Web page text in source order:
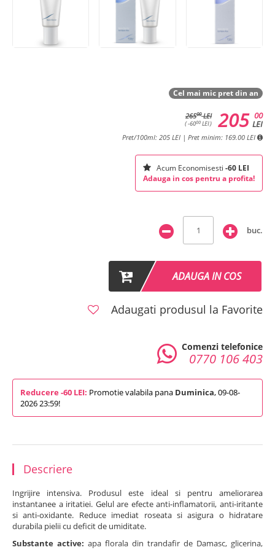
Cel mai mic pret din an
26500LEI
( -6000 LEI )
00
LEI
205
Pret/100ml: 205 LEI | Pret minim: 169.00 LEI
Acum Economisesti -60 LEI
Adauga in cos pentru a profita!
buc.
ADAUGA IN COS
Adaugati produsul la Favorite
Comenzi telefonice
0770 106 403
Reducere -60 LEI: Promotie valabila pana Duminica, 09-08-
2026 23:59!
Descriere
Ingrijire intensiva. Produsul este ideal si pentru ameliorarea
instantanee a iritatiei. Gelul are efecte anti-inflamatorii, anti-iritante
si anti-oxidante. Reduce imediat roseata si asigura o hidratare
durabila pielii cu deficit de umiditate.
Substante active: apa florala din trandafir de Damasc, glicerina,